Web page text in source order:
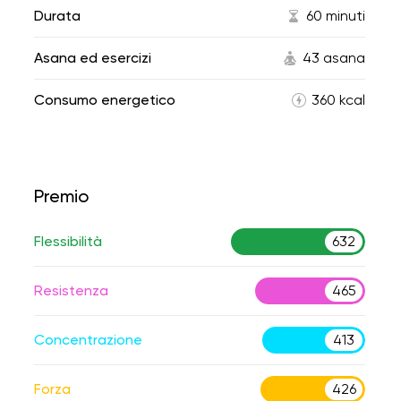
Durata 60 minuti
Asana ed esercizi 43 asana
Consumo energetico 360 kcal
Premio
Flessibilità 632
Resistenza 465
Concentrazione 413
Forza 426